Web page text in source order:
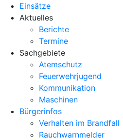
Einsätze
Aktuelles
Berichte
Termine
Sachgebiete
Atemschutz
Feuerwehrjugend
Kommunikation
Maschinen
Bürgerinfos
Verhalten im Brandfall
Rauchwarnmelder